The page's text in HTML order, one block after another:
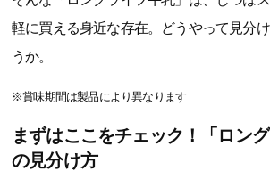
軽に買える身近な存在。どうやって見分
うか。
※賞味期間は製品により異なります
まずはここをチェック！「ロング
の見分け方